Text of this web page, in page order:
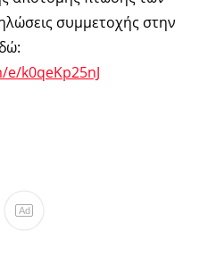
συμμετοχής στην
k0qeKp25nJ
Ad